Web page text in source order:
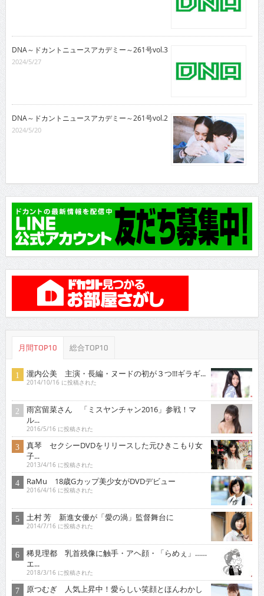
DNA～ドカントニュースアカデミー～261号vol.3
2024/5/27
DNA～ドカントニュースアカデミー～261号vol.2
2024/5/20
月間TOP10 総合TOP10
瀧内公美 主演・長編・ヌードの初が３つ!!!ギラギ...
2014/10/16 に投稿された
雨宮留菜さん 「ミスヤンチャン2016」参戦！マ
ル...
2016/5/16 に投稿された
真琴 セクシーDVDをリリースした元ひきこもり女
子...
2013/4/16 に投稿された
RaMu 18歳Gカップ美少女がDVDデビュー
2016/4/16 に投稿された
土村 芳 新進女優が「愛の渦」監督舞台に
2014/7/16 に投稿された
稀見理都 乳首残像に触手・アヘ顔・「らめぇ」……
エ...
2018/3/16 に投稿された
原つむぎ 人気上昇中！愛らしい笑顔とほんわかし